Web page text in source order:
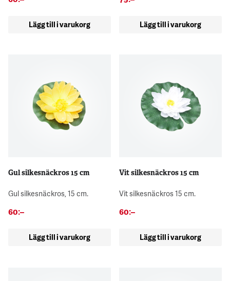
Lägg till i varukorg Lägg till i varukorg
Gul silkesnäckros 15 cm
Gul silkesnäckros, 15 cm.
60:–
Lägg till i varukorg
Vit silkesnäckros 15 cm
Vit silkesnäckros 15 cm.
60:–
Lägg till i varukorg